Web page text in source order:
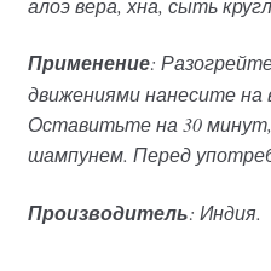
Применение:
движениями нанесите на
Оставитьте на 30
шампунем. Перед
Производитель: Индия.